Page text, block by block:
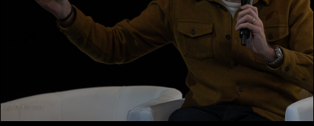
DÉCOUVREZ LES TALKS